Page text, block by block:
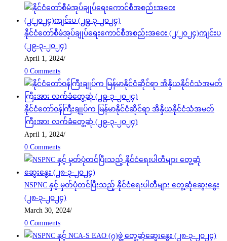
နိုင်ငံတော်စီမံအုပ်ချုပ်ရေးကောင်စီအစည်းအဝေး (၂/၂၀၂၄)ကျင်းပ
(၂၉-၃-၂၀၂၄)
April 1, 2024/
0 Comments
နိုင်ငံတော်ဝန်ကြီးချုပ်က မြန်မာနိုင်ငံဆိုင်ရာ အိန္ဒိယနိုင်ငံသံအမတ်
ကြီးအား လက်ခံတွေ့ဆုံ (၂၉-၃-၂၀၂၄)
April 1, 2024/
0 Comments
NSPNC နှင့် မှတ်ပုံတင်ပြီးသည့် နိုင်ငံရေးပါတီများ တွေ့ဆုံဆွေးနွေး
(၂၈-၃-၂၀၂၄)
March 30, 2024/
0 Comments